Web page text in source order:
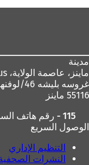
مدينة
ماينز، عاصمة الولاية،
غروسه بليشه 46/لوفنهوفشتراسه 1،
55116 ماينز
115 - رقم هاتف السلطات
الوصول السريع
التنظيم الإداري
النشرات